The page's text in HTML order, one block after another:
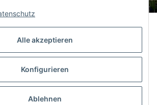
Informationen
Informationen
Shop Informationen
Alle akzeptieren
Konfigurieren
Ablehnen